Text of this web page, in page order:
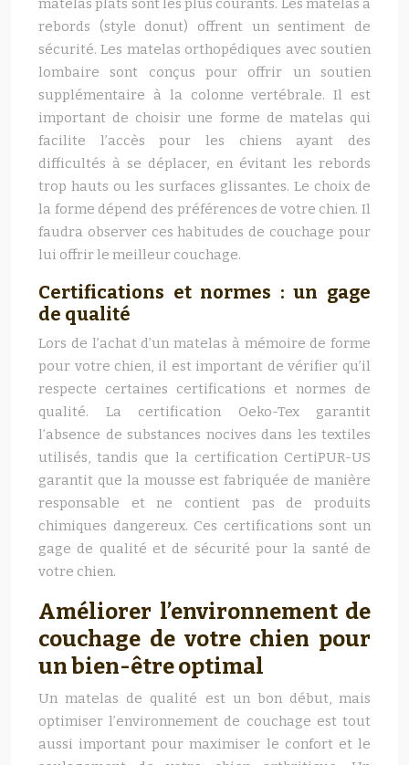
matelas plats sont les plus courants. Les matelas à
rebords (style donut) offrent un sentiment de
sécurité. Les matelas orthopédiques avec soutien
lombaire sont conçus pour offrir un soutien
supplémentaire à la colonne vertébrale. Il est
important de choisir une forme de matelas qui
facilite l’accès pour les chiens ayant des
difficultés à se déplacer, en évitant les rebords
trop hauts ou les surfaces glissantes. Le choix de
la forme dépend des préférences de votre chien. Il
faudra observer ces habitudes de couchage pour
lui offrir le meilleur couchage.
Certifications et normes : un gage
de qualité
Lors de l’achat d’un matelas à mémoire de forme
pour votre chien, il est important de vérifier qu’il
respecte certaines certifications et normes de
qualité. La certification Oeko-Tex garantit
l’absence de substances nocives dans les textiles
utilisés, tandis que la certification CertiPUR-US
garantit que la mousse est fabriquée de manière
responsable et ne contient pas de produits
chimiques dangereux. Ces certifications sont un
gage de qualité et de sécurité pour la santé de
votre chien.
Améliorer l’environnement de
couchage de votre chien pour
un bien-être optimal
Un matelas de qualité est un bon début, mais
optimiser l’environnement de couchage est tout
aussi important pour maximiser le confort et le